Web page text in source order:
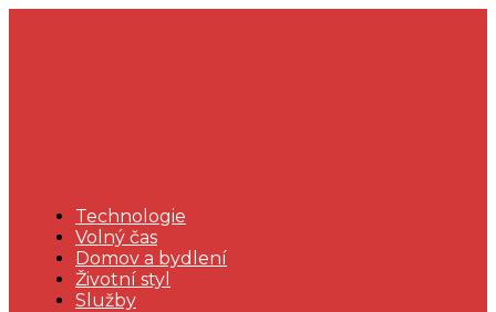
Technologie
Volný čas
Domov a bydlení
Životní styl
Služby